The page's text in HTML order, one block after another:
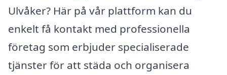
Ulvåker? Här på vår plattform kan du
enkelt få kontakt med professionella
företag som erbjuder specialiserade
tjänster för att städa och organisera